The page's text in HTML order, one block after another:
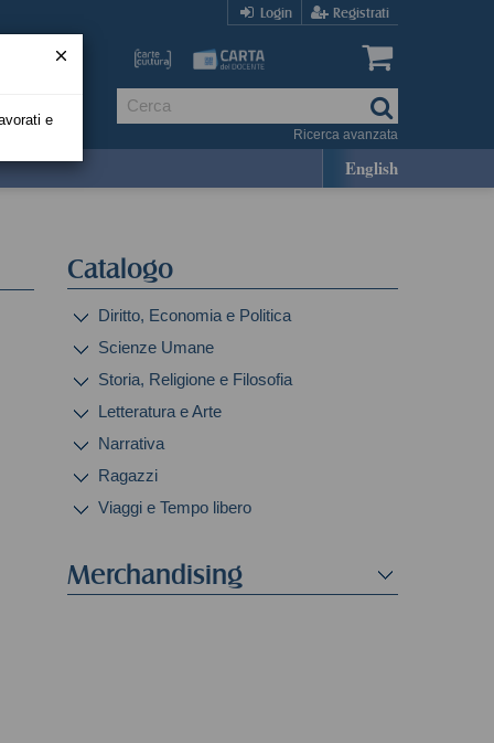
Login Registrati
Ricerca avanzata
English
Catalogo
Diritto, Economia e Politica
Scienze Umane
Storia, Religione e Filosofia
Letteratura e Arte
Narrativa
Ragazzi
Viaggi e Tempo libero
Merchandising
e